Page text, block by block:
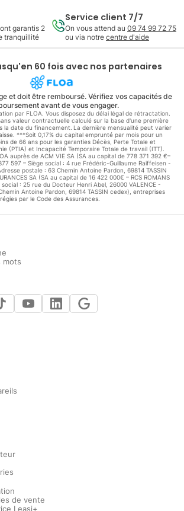
garantis 2
tranquillité
Service client 7/7
On vous attend au 09 74 99 72 75
ou via notre centre d'aide
60 fois avec nos partenaires
et doit être remboursé. Vérifiez vos capacités de
avant de vous engager.
par FLOA. Vous disposez du délai légal de rétractation.
valeur contractuelle calculé sur la base d'une première
la date du financement. La dernière mensualité peut varier
***Soit 0,17% du capital emprunté par mois pour un
de 66 ans pour les garanties Décès, Perte Totale et
(PTIA) et Incapacité Temporaire Totale de travail (ITT).
auprès de ACM VIE SA (SA au capital de 778 371 392 €–
377 597 – Siège social : 4 rue Frédéric-Guillaume Raiffeisen -
postale : 63 Chemin Antoine Pardon, 69814 TASSIN
SA (SA au capital de 16 422 000€ – RCS ROMANS
social : 25 rue du Docteur Henri Abel, 26000 VALENCE -
Antoine Pardon, 69814 TASSIN cedex), entreprises
régies par le Code des Assurances.
mots
de vente
Leasi+